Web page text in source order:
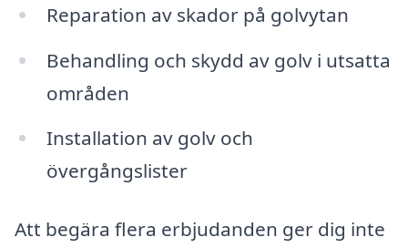
Reparation av skador på golvytan
Behandling och skydd av golv i utsatta
områden
Installation av golv och
övergångslister
Att begära flera erbjudanden ger dig inte